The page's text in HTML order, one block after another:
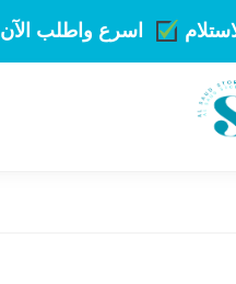
اسرع واطلب الآن